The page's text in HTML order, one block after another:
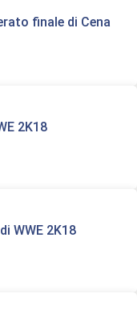
finale di Cena
2K18
WWE 2K18